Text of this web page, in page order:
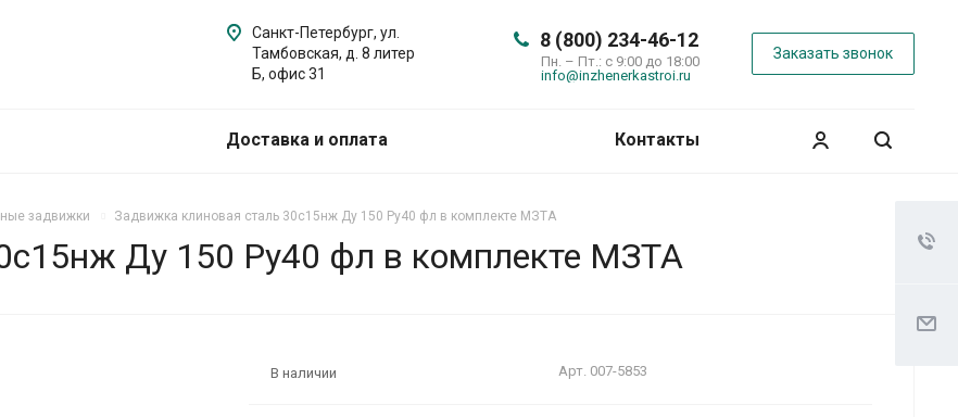
8 (800) 234-46-12
Пн. – Пт.: с 9:00 до 18:00
info@inzhenerkastroi.ru
Заказать звонок
Санкт-Петербург, ул.
Тамбовская, д. 8 литер
Б, офис 31
Доставка и оплата Контакты
задвижки Задвижка клиновая сталь 30с15нж Ду 150 Ру40 фл в комплекте МЗТА
Ду 150 Ру40 фл в комплекте МЗТА
В наличии Арт. 007-5853